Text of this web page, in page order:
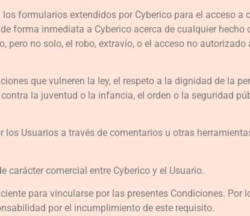
formularios extendidos por Cyberico para el acceso a
forma inmediata a Cyberico acerca de cualquier hecho
no solo, el robo, extravío, o el acceso no
que vulneren la ley, el respeto a la dignidad de la
la juventud o la infancia, el orden o la seguridad
Usuarios a través de comentarios u otras
carácter comercial entre Cyberico y el Usuario.
para vincularse por las presentes Condiciones. Por
por el incumplimiento de este requisito.